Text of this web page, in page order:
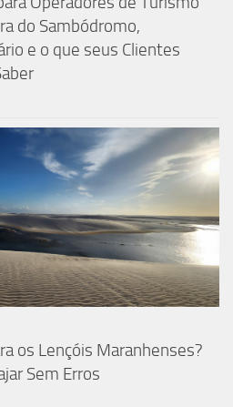
do Sambódromo,
e o que seus Clientes
os Lençóis Maranhenses?
Sem Erros